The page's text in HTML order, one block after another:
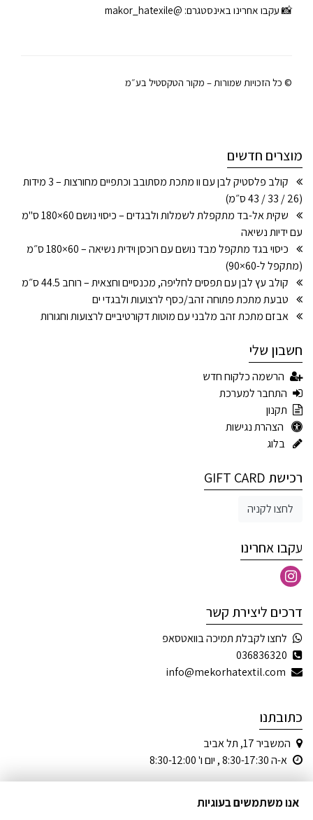
📸 עקבו אחרינו באינסטגרם: @makor_hatexile
© כל הזכויות שמורות – מקור הטקסטיל בע״מ
מוצרים חדשים
קולב פלסטיק לבן עם וו מתכת מסתובב וכתפיים מחורצות – 3 מידות
(26 / 33 / 43 ס״מ)
שקית אל-בד מתקפלת לשמלות ולבגדים – כיסוי נושם 60×180 ס"מ
עם ידיות נשיאה
כיסוי בגד מתקפל מבד נושם עם רוכסן וידית נשיאה – 60×180 ס״מ
(מתקפל ל-60×90)
קולב עץ לבן עם תפסים לחליפה, מכנסיים וחצאית – רוחב 44.5 ס״מ
טבעת מתכת פתוחה זהב/כסף לרצועות ולבגדי ים
אבזם מתכת זהב מלבני עם מוטות דקורטיביים לרצועות וחגורות
חשבון שלי
הרשמה כלקוח חדש
התחבר למערכת
תקנון
הצהרת נגישות
בלוג
רכישת GIFT CARD
לחצו לקניה
עקבו אחרינו
דרכים ליצירת קשר
לחצו לקבלת תמיכה בוואטסאפ
036836320
info@mekorhatextil.com
כתובתנו
המשביר 17, תל אביב
א-ה 8:30-17:30 , יום ו' 8:30-12:00
אנו משתמשים בעוגיות